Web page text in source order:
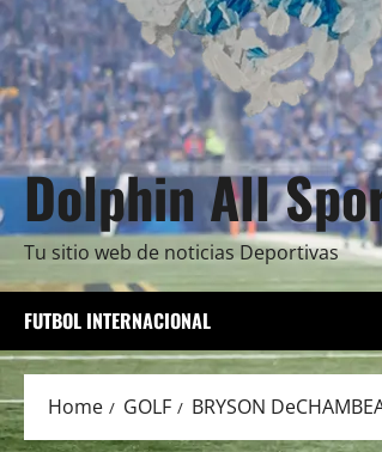
Dolphin All
Tu sitio web de noticias Deportivas
FUTBOL INTERNACIONAL
Home GOLF BRYSON